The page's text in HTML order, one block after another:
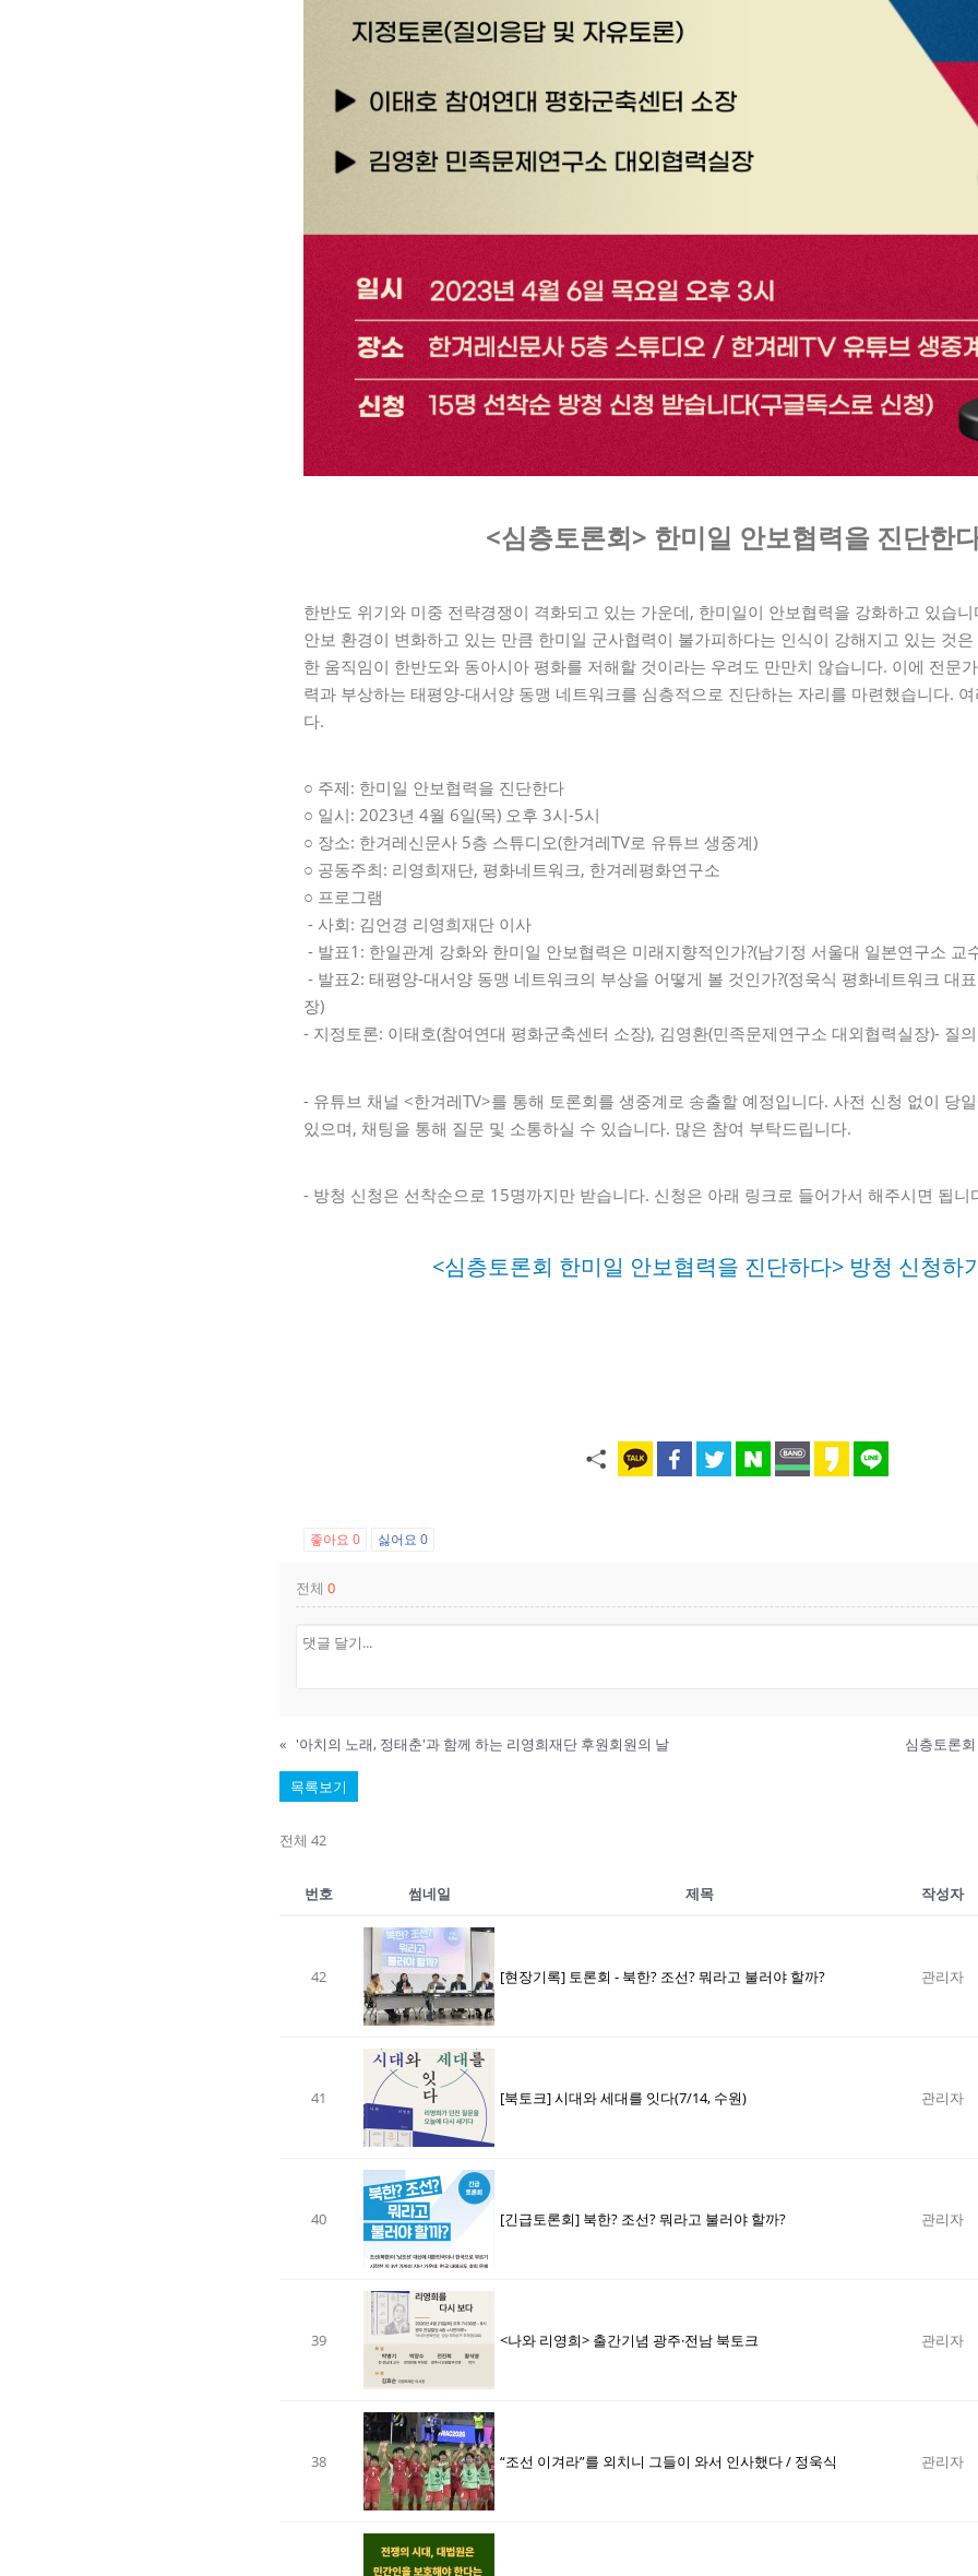
<심층토론회> 한미일 안보협력을 진단한
한반도 위기와 미중 전략경쟁이 격화되고 있는 가운데, 한미일이 안보협력을 강화하고 있습
안보 환경이 변화하고 있는 만큼 한미일 군사협력이 불가피하다는 인식이 강해지고 있는 것
한 움직임이 한반도와 동아시아 평화를 저해할 것이라는 우려도 만만치 않습니다. 이에 전문
력과 부상하는 태평양-대서양 동맹 네트워크를 심층적으로 진단하는 자리를 마련했습니다.
다.
○ 주제: 한미일 안보협력을 진단한다
○ 일시: 2023년 4월 6일(목) 오후 3시-5시
○ 장소: 한겨레신문사 5층 스튜디오(한겨레TV로 유튜브 생중계)
○ 공동주최: 리영희재단, 평화네트워크, 한겨레평화연구소
○ 프로그램
- 사회: 김언경 리영희재단 이사
- 발표1: 한일관계 강화와 한미일 안보협력은 미래지향적인가?(남기정 서울대 일본연구소 교
- 발표2: 태평양-대서양 동맹 네트워크의 부상을 어떻게 볼 것인가?(정욱식 평화네트워크 대
장)
- 지정토론: 이태호(참여연대 평화군축센터 소장), 김영환(민족문제연구소 대외협력실장)- 질
- 유튜브 채널 <한겨레TV>를 통해 토론회를 생중계로 송출할 예정입니다. 사전 신청 없이 당
있으며, 채팅을 통해 질문 및 소통하실 수 있습니다. 많은 참여 부탁드립니다.
- 방청 신청은 선착순으로 15명까지만 받습니다. 신청은 아래 링크로 들어가서 해주시면 됩니
<심층토론회 한미일 안보협력을 진단하다> 방청 신청하
좋아요 0 싫어요 0
전체 0
« '아치의 노래, 정태춘'과 함께 하는 리영희재단 후원회원의 날 심층토론
목록보기
전체 42
번호 썸네일 제목 작성자
42 [현장기록] 토론회 - 북한? 조선? 뭐라고 불러야 할까? 관리자
41 [북토크] 시대와 세대를 잇다(7/14, 수원) 관리자
40 [긴급토론회] 북한? 조선? 뭐라고 불러야 할까? 관리자
39 <나와 리영희> 출간기념 광주·전남 북토크 관리자
38 “조선 이겨라”를 외치니 그들이 와서 인사했다 / 정욱식 관리자